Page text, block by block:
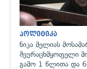
პოლიტიკა
ნიკა მელიას
შეურაცხმყოფელი
გამო 1 წლითა და